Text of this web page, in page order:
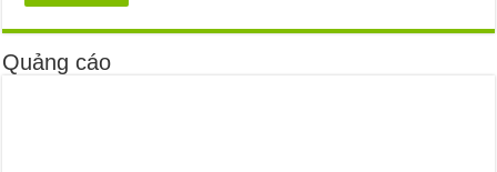
Quảng cáo